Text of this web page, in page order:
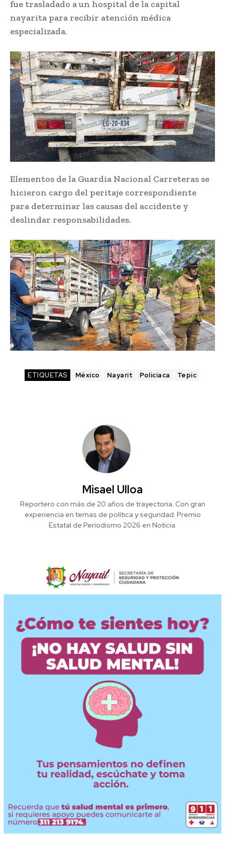
fue trasladado a un hospital de la capital
nayarita para recibir atención médica
especializada.
Elementos de la Guardia Nacional Carreteras se
hicieron cargo del peritaje correspondiente
para determinar las causas del accidente y
deslindar responsabilidades.
ETIQUETAS México Nayarit Policiaca Tepic
Misael Ulloa
Reportero con más de 20 años de trayectoria. Con gran
experiencia en temas de política y seguridad. Premio
Estatal de Periodismo 2026 en Noticia.